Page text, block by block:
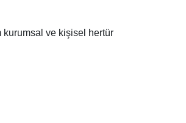
kurumsal ve kişisel hertür